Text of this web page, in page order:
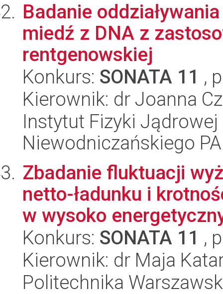
Badanie
miedź z DNA z
rentgenowskiej
Konkurs: SONATA 11 ,
Kierownik: dr Joanna
Instytut Fizyki
Niewodniczańskiego
Zbadanie fluktuacji
netto-ładunku i
w wysoko
Konkurs: SONATA 11 ,
Kierownik: dr Maja
Politechnika